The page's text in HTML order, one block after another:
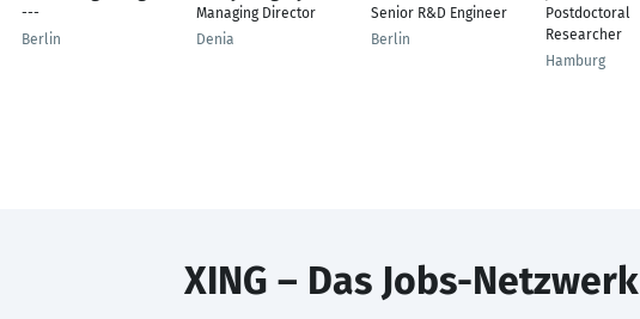
---
Berlin
Managing Director
Denia
Senior R&D Engineer
Berlin
Postdoctoral
Researcher
Hamburg
XING – Das Jobs-Netzwerk